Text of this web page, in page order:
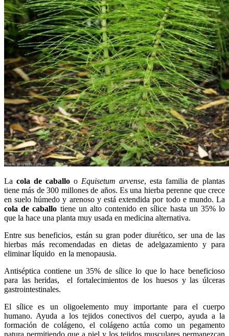
La cola de caballo o Equisetum arvense, esta familia de plantas
tiene más de 300 millones de años. Es una hierba perenne que crece
en suelo húmedo y arenoso y está extendida por todo e mundo. La
cola de caballo tiene un alto contenido en sílice hasta un 35% lo
que la hace una planta muy usada en medicina alternativa.
Entre sus beneficios, están su gran poder diurético, ser una de las
hierbas más recomendadas en dietas de adelgazamiento y para
eliminar líquido en la menopausia.
Antiséptica contiene un 35% de sílice lo que lo hace beneficioso
para las heridas, el fortalecimientos de los huesos y las úlceras
gastrointestinales.
El sílice es un oligoelemento muy importante para el cuerpo
humano. Ayuda a los tejidos conectivos del cuerpo, ayuda a la
formación de colágeno, el colágeno actúa como un pegamento
natura permitiendo que a piel y los tejidos musculares permanezcan